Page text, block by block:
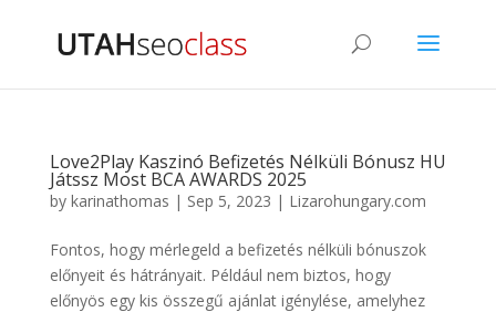
Love2Play Kaszinó Befizetés Nélküli Bónusz HU
Játssz Most BCA AWARDS 2025
by karinathomas | Sep 5, 2023 | Lizarohungary.com
Fontos, hogy mérlegeld a befizetés nélküli bónuszok
előnyeit és hátrányait. Például nem biztos, hogy
előnyös egy kis összegű ajánlat igénylése, amelyhez